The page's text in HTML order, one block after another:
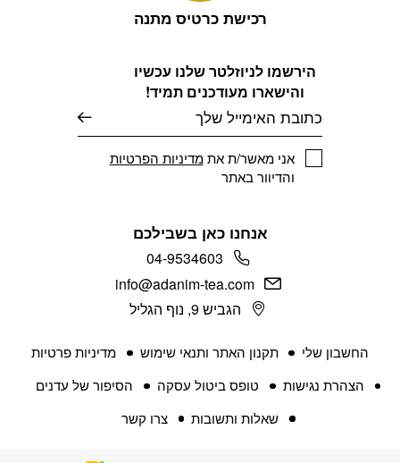
הירשמו לניוזלטר שלנו עכשיו
והישארו מעודכנים תמיד!
אני מאשר/ת אתמדיניות הפרטיות
והדיוור באתר
החשבון שלי תקנון האתר ותנאי שימוש
מדיניות פרטיות
הצהרת נגישות
טופס ביטול עסקה
הסיפור של עדנים
שאלות ותשובות
צרו קשר
אנחנו כאן בשבילכם
04-9534603
info@adanim-tea.com
הגביש 9, נוף הגליל
רכישת כרטיס מתנה